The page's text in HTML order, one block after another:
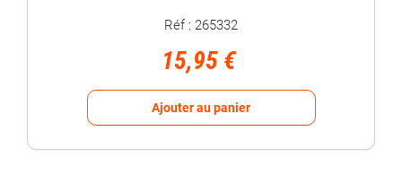
Réf : 265332
15,95 €
Ajouter au panier